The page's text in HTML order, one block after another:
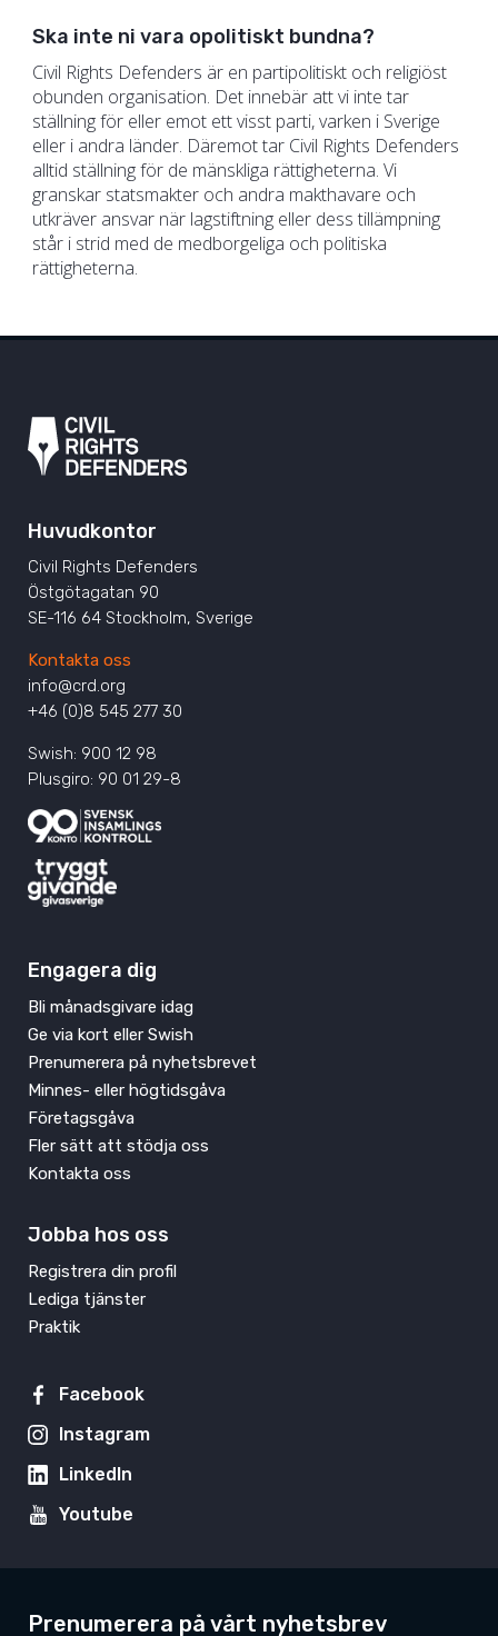
Ska inte ni vara opolitiskt bundna?
Civil Rights Defenders är en partipolitiskt och religiöst
obunden organisation. Det innebär att vi inte tar
ställning för eller emot ett visst parti, varken i Sverige
eller i andra länder. Däremot tar Civil Rights Defenders
alltid ställning för de mänskliga rättigheterna. Vi
granskar statsmakter och andra makthavare och
utkräver ansvar när lagstiftning eller dess tillämpning
står i strid med de medborgeliga och politiska
rättigheterna.
Huvudkontor
Civil Rights Defenders
Östgötagatan 90
SE-116 64 Stockholm, Sverige
Kontakta oss
info@crd.org
+46 (0)8 545 277 30
Swish: 900 12 98
Plusgiro: 90 01 29-8
Engagera dig
Bli månadsgivare idag
Ge via kort eller Swish
Prenumerera på nyhetsbrevet
Minnes- eller högtidsgåva
Företagsgåva
Fler sätt att stödja oss
Kontakta oss
Jobba hos oss
Registrera din profil
Lediga tjänster
Praktik
Facebook
Instagram
LinkedIn
Youtube
Prenumerera på vårt nyhetsbrev